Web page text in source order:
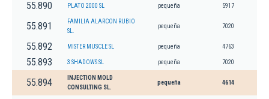
55.890 PLATO 2000 SL pequeña 5917
55.891
FAMILIA ALARCON RUBIO
SL.
pequeña 7020
55.892 MISTER MUSCLE SL pequeña 4763
55.893 3 SHADOWS SL pequeña 7020
55.894
INJECTION MOLD
CONSULTING SL.
pequeña 4614